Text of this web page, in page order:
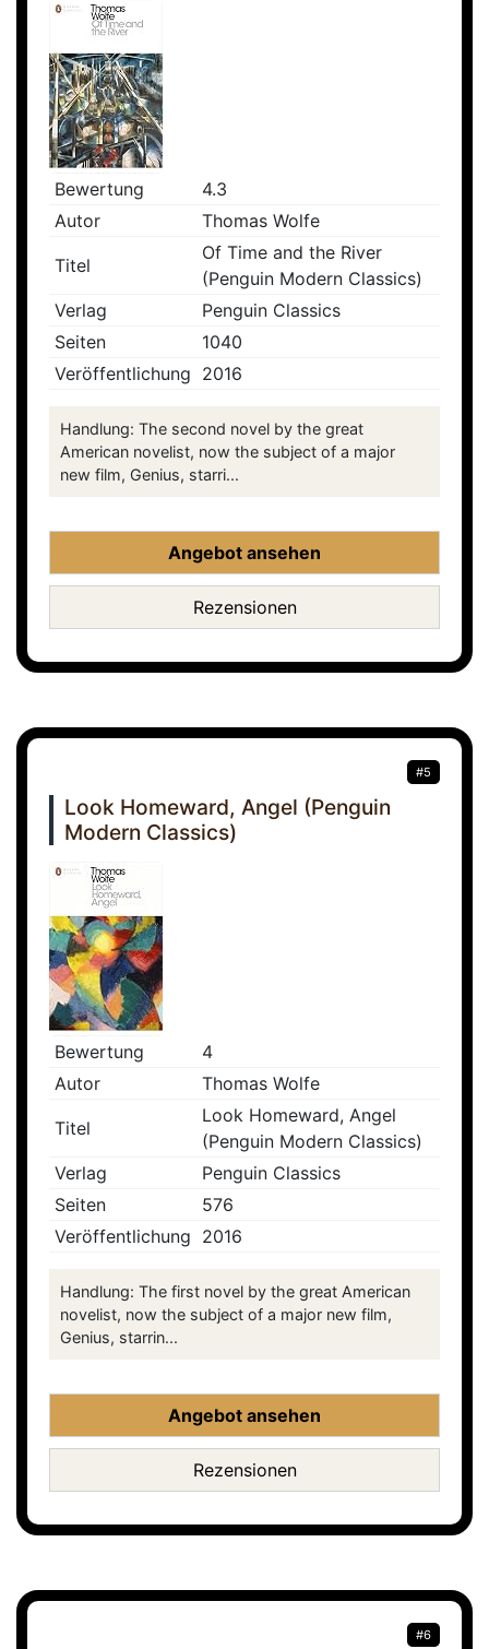
Bewertung
4.3
Autor
Thomas Wolfe
Titel
Of Time and the River
(Penguin Modern Classics)
Verlag
Penguin Classics
Seiten
1040
Veröffentlichung 2016
Handlung: The second novel by the great
American novelist, now the subject of a major
new film, Genius, starri...
Angebot ansehen
Rezensionen
#5
Look Homeward, Angel (Penguin
Modern Classics)
Bewertung
4
Autor
Thomas Wolfe
Titel
Look Homeward, Angel
(Penguin Modern Classics)
Verlag
Penguin Classics
Seiten
576
Veröffentlichung 2016
Handlung: The first novel by the great American
novelist, now the subject of a major new film,
Genius, starrin...
Angebot ansehen
Rezensionen
#6